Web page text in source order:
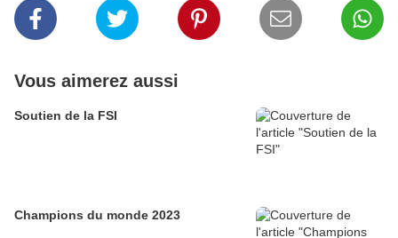
Vous aimerez aussi
Soutien de la FSI
Champions du monde 2023